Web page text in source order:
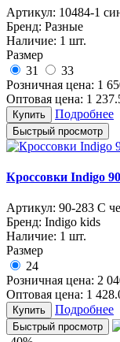
Артикул: 10484-1
Бренд: Разные
Наличие: 1 шт.
Размер
31
33
Розничная цена: 1
Оптовая цена: 1
Купить Подробнее
Быстрый просмотр
Кроссовки Indigo
Артикул: 90-283 С
Бренд: Indigo kids
Наличие: 1 шт.
Размер
24
Розничная цена: 2
Оптовая цена: 1
Купить Подробнее
Быстрый просмотр